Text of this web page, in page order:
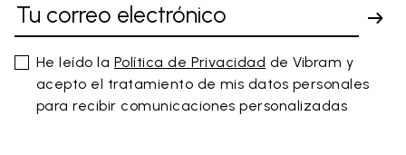
He leído la Política de Privacidad de Vibram y
acepto el tratamiento de mis datos personales
para recibir comunicaciones personalizadas